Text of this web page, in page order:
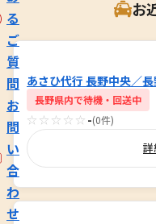
る
ご
質
問
お
問
い
合
わ
せ
お
あさひ代行 長野中央／
長野県内で待機・回送中
☆☆☆☆☆ -(0件)